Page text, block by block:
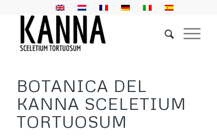
BOTANICA DEL
KANNA SCELETIUM
TORTUOSUM